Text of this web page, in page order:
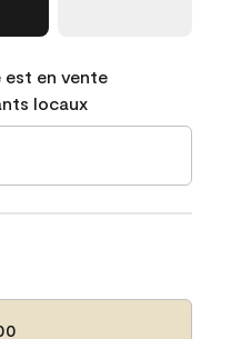
est en vente
locaux